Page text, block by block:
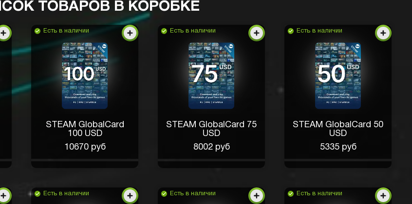
ТОВАРОВ В КОРОБКЕ
Есть в наличии
STEAM GlobalCard
100 USD
10670 руб
Есть в наличии
STEAM GlobalCard 75
USD
8002 руб
Есть в наличии
STEAM GlobalCard 50
USD
5335 руб
Есть в наличии Есть в наличии Есть в наличии